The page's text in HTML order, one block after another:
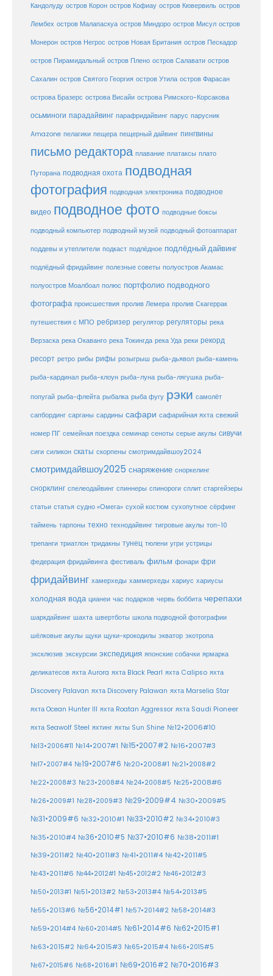
Кандолуду остров Корон остров Кофиау остров Кювервиль остров
Лембех остров Малапаскуа остров Миндоро остров Мисул остров
Монерон остров Негрос остров Новая Британия остров Пескадор
остров Пирамидальный остров Плено остров Салавати остров
Сахалин остров Святого Георгия остров Утила остров Фарасан
острова Бразерс острова Висайи острова Римского-Корсакова
осьминоги парадайвинг парафридайвинг парус парусник
Amazone пелагики пещера пещерный дайвинг пингвины
письмо редактора плавание платаксы плато
Путорана подводная охота подводная
фотография подводная электроника подводное
видео подводное фото подводные боксы
подводный компьютер подводный музей подводный фотоаппарат
поддевы и утеплители подкаст подлёдное подлёдный дайвинг
подлёдный фридайвинг полезные советы полуостров Акамас
полуостров Моалбоал полюс портфолио подводного
фотографа происшествия пролив Лемера пролив Скагеррак
путешествия с МПО ребризер регулятор регуляторы река
Верзаска река Окаванго река Токингда река Уда реки рекорд
ресорт ретро рибы рифы розыгрыш рыба-дьявол рыба-камень
рыба-кардинал рыба-клоун рыба-луна рыба-лягушка рыба-
попугай рыба-флейта рыбалка рыба фугу рэки самолёт
сапбординг сарганы сардины сафари сафарийная яхта свежий
номер ПГ семейная поездка семинар сеноты серые акулы сивучи
сиги силикон скаты скорпены смотримдайвшоу2024
смотримдайвшоу2025 снаряжение сноркелинг
снорклинг спелеодайвинг спиннеры спинороги сплит старгейзеры
статьи статья судно «Омега» сухой костюм сухопутное сёрфинг
таймень тарпоны техно технодайвинг тигровые акулы топ-10
трепанги триатлон тридакны тунец тюлени угри устрицы
федерация фридайвинга фестиваль фильм фонари фри
фридайвинг хамерхеды хаммерхеды хариус хариусы
холодная вода цианеи час подарков червь боббита черепахи
шаркдайвинг шахта швертботы школа подводной фотографии
шёлковые акулы щуки щуки-крокодилы экватор экотропа
эксклюзив экскурсии экспедиция японские собачки ярмарка
деликатесов яхта Aurora яхта Black Pearl яхта Calipso яхта
Discovery Palavan яхта Discovery Palawan яхта Marselia Star
яхта Ocean Hunter III яхта Roatan Aggressor яхта Saudi Pioneer
яхта Seawolf Steel яхтинг яхты Sun Shine №12•2006#10
№13•2006#11 №14•2007#1 №15•2007#2 №16•2007#3
№17•2007#4 №19•2007#6 №20•2008#1 №21•2008#2
№22•2008#3 №23•2008#4 №24•2008#5 №25•2008#6
№26•2009#1 №28•2009#3 №29•2009#4 №30•2009#5
№31•2009#6 №32•2010#1 №33•2010#2 №34•2010#3
№35•2010#4 №36•2010#5 №37•2010#6 №38•2011#1
№39•2011#2 №40•2011#3 №41•2011#4 №42•2011#5
№43•2011#6 №44•2012#1 №45•2012#2 №46•2012#3
№50•2013#1 №51•2013#2 №53•2013#4 №54•2013#5
№55•2013#6 №56•2014#1 №57•2014#2 №58•2014#3
№59•2014#4 №60•2014#5 №61•2014#6 №62•2015#1
№63•2015#2 №64•2015#3 №65•2015#4 №66•2015#5
№67•2015#6 №68•2016#1 №69•2016#2 №70•2016#3